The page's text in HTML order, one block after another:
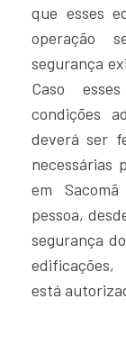
que esses
operação
segurança
Caso
condições
deverá ser
necessárias
em
pessoa,
segurança
está